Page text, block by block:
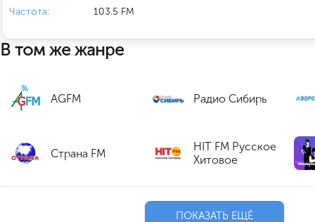
Частота:
103.5 FM
В том же жанре
AGFM Радио Сибирь
Страна FM
HIT FM Русское
Хитовое
ПОКАЗАТЬ ЕЩЁ